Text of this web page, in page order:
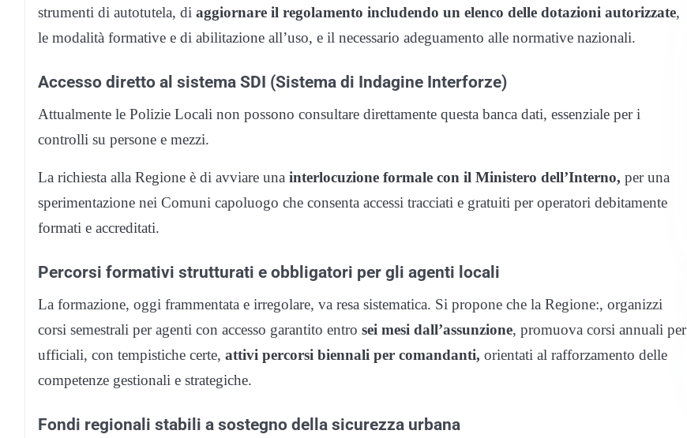
strumenti di autotutela, di aggiornare il regolamento includendo un elenco delle dotazioni autorizzate,
le modalità formative e di abilitazione all’uso, e il necessario adeguamento alle normative nazionali.
Accesso diretto al sistema SDI (Sistema di Indagine Interforze)
Attualmente le Polizie Locali non possono consultare direttamente questa banca dati, essenziale per i
controlli su persone e mezzi.
La richiesta alla Regione è di avviare una interlocuzione formale con il Ministero dell’Interno, per una
sperimentazione nei Comuni capoluogo che consenta accessi tracciati e gratuiti per operatori debitamente
formati e accreditati.
Percorsi formativi strutturati e obbligatori per gli agenti locali
La formazione, oggi frammentata e irregolare, va resa sistematica. Si propone che la Regione:, organizzi
corsi semestrali per agenti con accesso garantito entro sei mesi dall’assunzione, promuova corsi annuali per
ufficiali, con tempistiche certe, attivi percorsi biennali per comandanti, orientati al rafforzamento delle
competenze gestionali e strategiche.
Fondi regionali stabili a sostegno della sicurezza urbana